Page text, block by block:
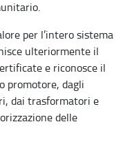
per l’intero sistema
ulteriormente il
e riconosce il
promotore, dagli
dai trasformatori e
delle